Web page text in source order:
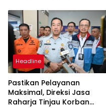
Headline
Pastikan Pelayanan
Maksimal, Direksi Jasa
Raharja Tinjau Korban